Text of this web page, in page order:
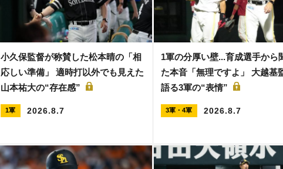
小久保監督が称賛した松本晴の「相
応しい準備」 適時打以外でも見えた
山本祐大の“存在感”
1軍 2026.8.7
1軍の分厚い壁...育成選手から
た本音「無理ですよ」 大越基
語る3軍の“表情”
3軍・4軍 2026.8.7